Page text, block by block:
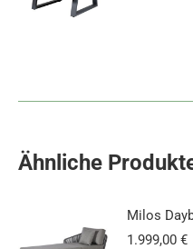
Ähnliche
Milos
1.999,00 €